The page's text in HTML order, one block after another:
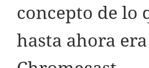
concepto de lo
hasta ahora